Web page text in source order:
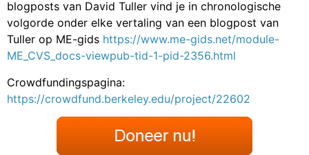
blogposts van David Tuller vind je in chronologische
volgorde onder elke vertaling van een blogpost van
Tuller op ME-gids https://www.me-gids.net/module-
ME_CVS_docs-viewpub-tid-1-pid-2356.html
Crowdfundingspagina:
https://crowdfund.berkeley.edu/project/22602